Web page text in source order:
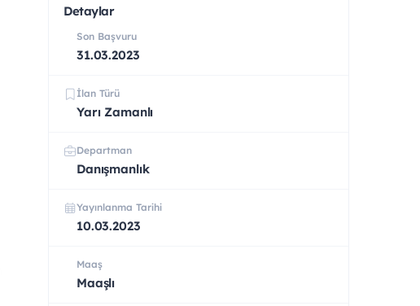
Detaylar
Son Başvuru
31.03.2023
İlan Türü
Yarı Zamanlı
Departman
Danışmanlık
Yayınlanma Tarihi
10.03.2023
Maaş
Maaşlı